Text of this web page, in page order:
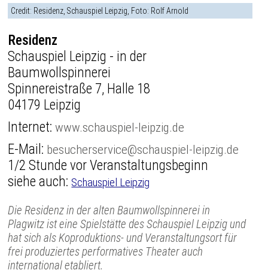
Credit: Residenz, Schauspiel Leipzig, Foto: Rolf Arnold
Residenz
Schauspiel Leipzig - in der
Baumwollspinnerei
Spinnereistraße 7, Halle 18
04179 Leipzig
Internet:www.schauspiel-leipzig.de
E-Mail: besucherservice@schauspiel-leipzig.de
1/2 Stunde vor Veranstaltungsbeginn
siehe auch: Schauspiel Leipzig
Die Residenz in der alten Baumwollspinnerei in
Plagwitz ist eine Spielstätte des Schauspiel Leipzig und
hat sich als Koproduktions- und Veranstaltungsort für
frei produziertes performatives Theater auch
international etabliert.